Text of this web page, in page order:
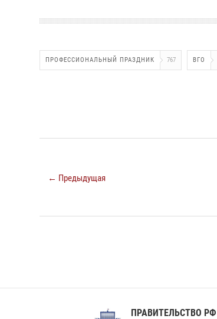
ПРОФЕССИОНАЛЬНЫЙ ПРАЗДНИК 767 ВГО
← Предыдущая
ПРАВИТЕЛЬСТВО РФ